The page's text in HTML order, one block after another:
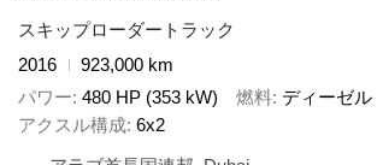
スキップローダートラック
2016
923,000 km
パワー 480 HP (353 kW) 燃料 ディーゼル
アクスル構成 6x2